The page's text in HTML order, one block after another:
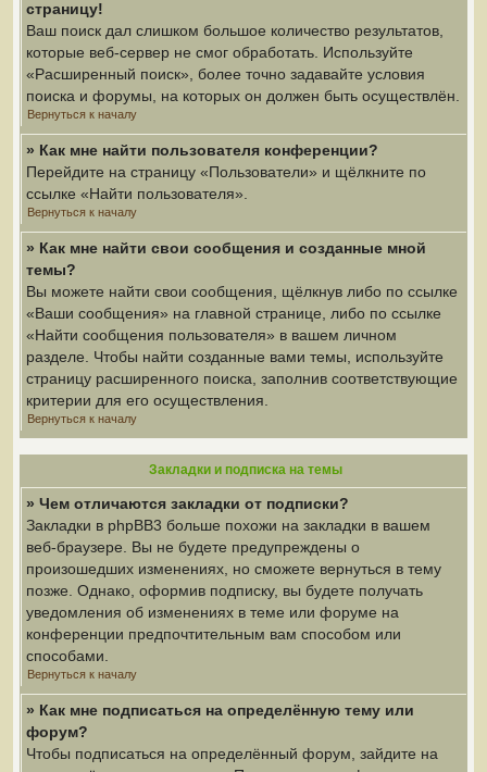
страницу!
Ваш поиск дал слишком большое количество результатов,
которые веб-сервер не смог обработать. Используйте
«Расширенный поиск», более точно задавайте условия
поиска и форумы, на которых он должен быть осуществлён.
Вернуться к началу
» Как мне найти пользователя конференции?
Перейдите на страницу «Пользователи» и щёлкните по
ссылке «Найти пользователя».
Вернуться к началу
» Как мне найти свои сообщения и созданные мной
темы?
Вы можете найти свои сообщения, щёлкнув либо по ссылке
«Ваши сообщения» на главной странице, либо по ссылке
«Найти сообщения пользователя» в вашем личном
разделе. Чтобы найти созданные вами темы, используйте
страницу расширенного поиска, заполнив соответствующие
критерии для его осуществления.
Вернуться к началу
Закладки и подписка на темы
» Чем отличаются закладки от подписки?
Закладки в phpBB3 больше похожи на закладки в вашем
веб-браузере. Вы не будете предупреждены о
произошедших изменениях, но сможете вернуться в тему
позже. Однако, оформив подписку, вы будете получать
уведомления об изменениях в теме или форуме на
конференции предпочтительным вам способом или
способами.
Вернуться к началу
» Как мне подписаться на определённую тему или
форум?
Чтобы подписаться на определённый форум, зайдите на